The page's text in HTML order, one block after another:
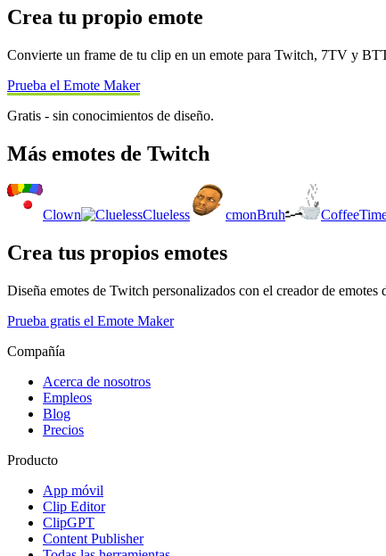
Crea tu propio emote
Convierte un frame de tu clip en un emote para Twitch, 7TV y
Prueba el Emote Maker
Gratis - sin conocimientos de diseño.
Más emotes de Twitch
Clown Clueless cmonBruh
Crea tus propios emotes
Diseña emotes de Twitch personalizados con el creador de emotes
Prueba gratis el Emote Maker
Compañía
Acerca de nosotros
Empleos
Blog
Precios
Producto
App móvil
Clip Editor
ClipGPT
Content Publisher